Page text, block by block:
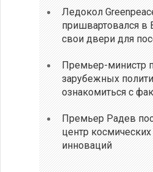
Ледокол
пришвартовался в
свои двери для
Премьер-министр
зарубежных
ознакомиться с
Премьер Радев
центр космических
инноваций